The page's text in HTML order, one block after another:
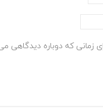
زمانی که دوباره دیدگاهی